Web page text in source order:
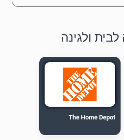
ולגינה
The Home Depot